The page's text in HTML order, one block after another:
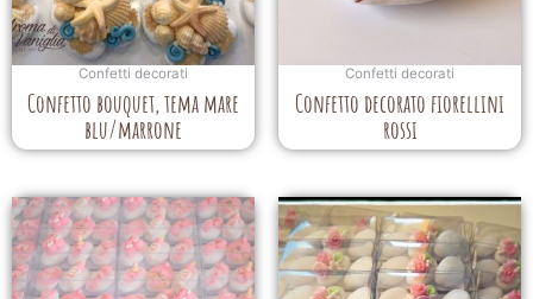
Confetti decorati
Confetto bouquet, tema mare
blu/marrone
Confetti decorati
Confetto decorato fiorellini
rossi